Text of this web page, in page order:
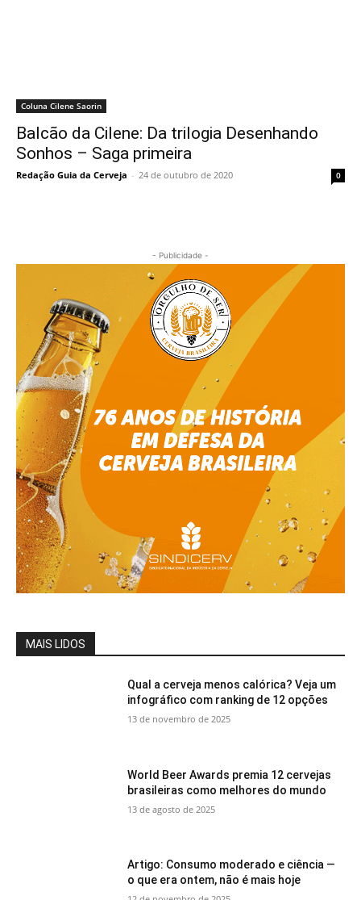
Coluna Cilene Saorin
Balcão da Cilene: Da trilogia Desenhando
Sonhos – Saga primeira
Redação Guia da Cerveja - 24 de outubro de 2020 0
- Publicidade -
MAIS LIDOS
Qual a cerveja menos calórica? Veja um
infográfico com ranking de 12 opções
13 de novembro de 2025
World Beer Awards premia 12 cervejas
brasileiras como melhores do mundo
13 de agosto de 2025
Artigo: Consumo moderado e ciência —
o que era ontem, não é mais hoje